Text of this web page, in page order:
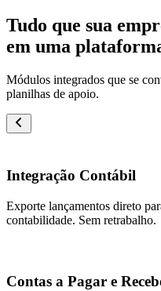
Tudo que sua
em uma
Módulos integrados que se
planilhas de apoio.
Integração Contábil
Exporte lançamentos direto
contabilidade. Sem retrabalho.
Contas a Pagar e